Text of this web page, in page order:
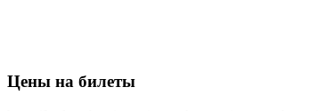
Цены на билеты